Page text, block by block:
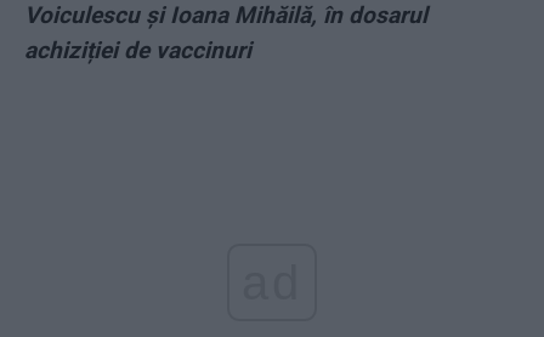
Voiculescu și Ioana Mihăilă, în dosarul
achiziției de vaccinuri